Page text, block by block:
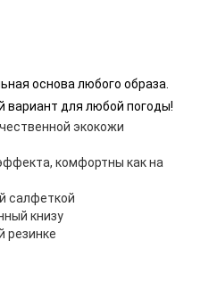
основа любого образа.
вариант для любой погоды!
экокожи
комфортны как на
салфеткой
книзу
резинке